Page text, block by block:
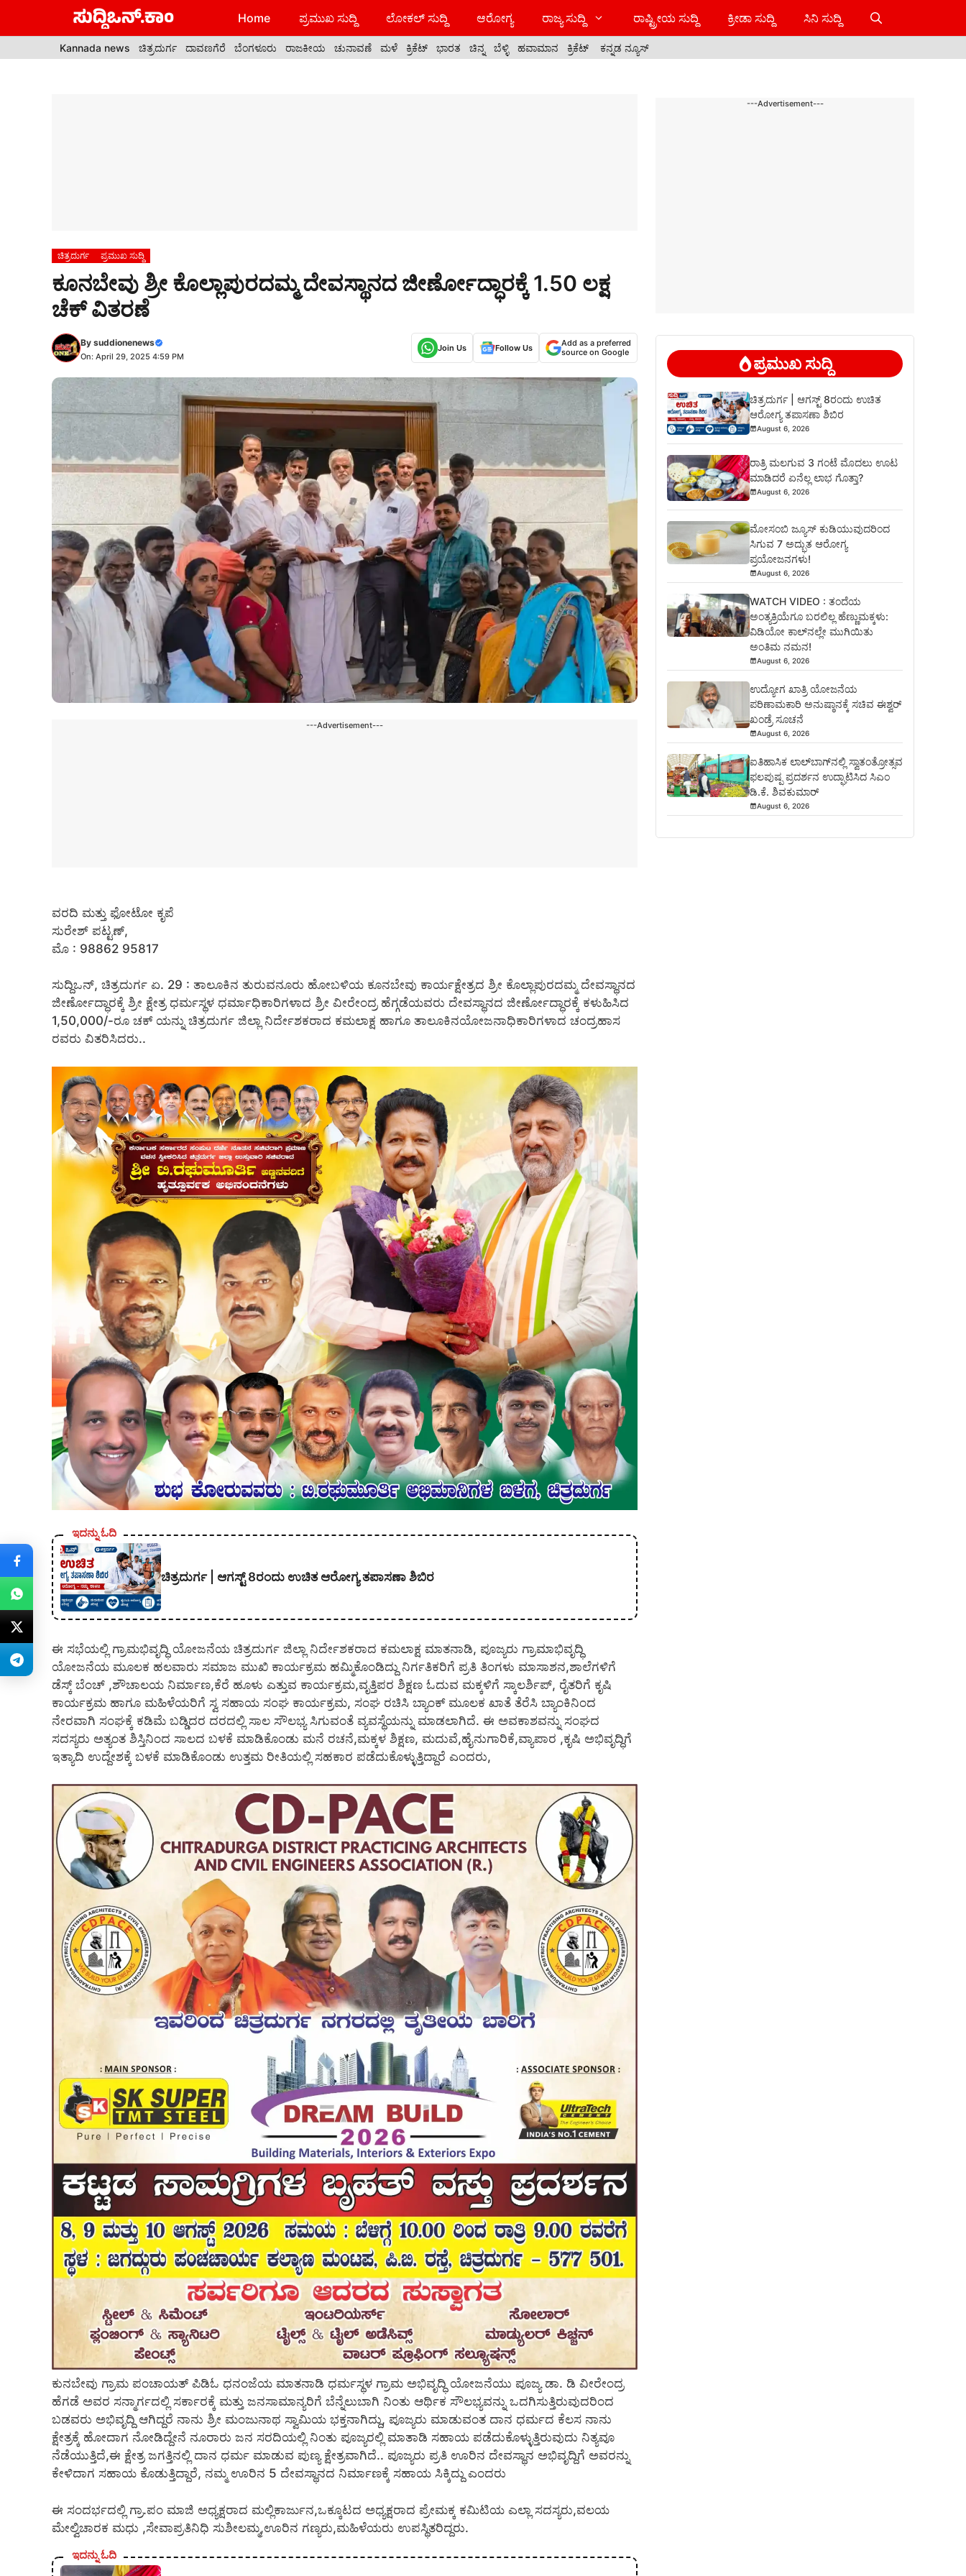
Home ಪ್ರಮುಖ ಸುದ್ದಿ ಲೋಕಲ್ ಸುದ್ದಿ ಆರೋಗ್ಯ ರಾಜ್ಯ ಸುದ್ದಿ ರಾಷ್ಟ್ರೀಯ ಸುದ್ದಿ ಕ್ರೀಡಾ ಸುದ್ದಿ ಸಿನಿ ಸುದ್ದಿ
Kannada news ಚಿತ್ರದುರ್ಗ ದಾವಣಗೆರೆ ಬೆಂಗಳೂರು ರಾಜಕೀಯ ಚುನಾವಣೆ ಮಳೆ ಕ್ರಿಕೆಟ್ ಭಾರತ ಚಿನ್ನ ಬೆಳ್ಳಿ ಹವಾಮಾನ ಕ್ರಿಕೆಟ್ ಕನ್ನಡ ನ್ಯೂಸ್
ಚಿತ್ರದುರ್ಗ ಪ್ರಮುಖ ಸುದ್ದಿ
ಕೂನಬೇವು ಶ್ರೀ ಕೊಲ್ಲಾಪುರದಮ್ಮ ದೇವಸ್ಥಾನದ ಜೀರ್ಣೋದ್ಧಾರಕ್ಕೆ 1.50 ಲಕ್ಷ
ಚೆಕ್ ವಿತರಣೆ
By suddionenews
On: April 29, 2025 4:59 PM
Join Us Follow Us
Add as a preferred
source on Google
---Advertisement---
ವರದಿ ಮತ್ತು ಫೋಟೋ ಕೃಪೆ
ಸುರೇಶ್ ಪಟ್ಟಣ್,
ಮೊ : 98862 95817
ಸುದ್ದಿಒನ್, ಚಿತ್ರದುರ್ಗ ಏ. 29 : ತಾಲೂಕಿನ ತುರುವನೂರು ಹೋಬಳಿಯ ಕೂನಬೇವು ಕಾರ್ಯಕ್ಷೇತ್ರದ ಶ್ರೀ ಕೊಲ್ಲಾಪುರದಮ್ಮ ದೇವಸ್ಥಾನದ
ಜೀರ್ಣೋದ್ಧಾರಕ್ಕೆ ಶ್ರೀ ಕ್ಷೇತ್ರ ಧರ್ಮಸ್ಥಳ ಧರ್ಮಾಧಿಕಾರಿಗಳಾದ ಶ್ರೀ ವೀರೇಂದ್ರ ಹೆಗ್ಗಡೆಯವರು ದೇವಸ್ಥಾನದ ಜೀರ್ಣೋದ್ಧಾರಕ್ಕೆ ಕಳುಹಿಸಿದ
1,50,000/-ರೂ ಚಕ್ ಯನ್ನು ಚಿತ್ರದುರ್ಗ ಜಿಲ್ಲಾ ನಿರ್ದೇಶಕರಾದ ಕಮಲಾಕ್ಷ ಹಾಗೂ ತಾಲೂಕಿನಯೋಜನಾಧಿಕಾರಿಗಳಾದ ಚಂದ್ರಹಾಸ
ರವರು ವಿತರಿಸಿದರು..
ಇದನ್ನು ಓದಿ
ಚಿತ್ರದುರ್ಗ | ಆಗಸ್ಟ್ 8ರಂದು ಉಚಿತ ಆರೋಗ್ಯ ತಪಾಸಣಾ ಶಿಬಿರ
ಈ ಸಭೆಯಲ್ಲಿ ಗ್ರಾಮಭಿವೃದ್ಧಿ ಯೋಜನೆಯ ಚಿತ್ರದುರ್ಗ ಜಿಲ್ಲಾ ನಿರ್ದೇಶಕರಾದ ಕಮಲಾಕ್ಷ ಮಾತನಾಡಿ, ಪೂಜ್ಯರು ಗ್ರಾಮಾಭಿವೃದ್ಧಿ
ಯೋಜನೆಯ ಮೂಲಕ ಹಲವಾರು ಸಮಾಜ ಮುಖಿ ಕಾರ್ಯಕ್ರಮ ಹಮ್ಮಿಕೊಂಡಿದ್ದು ನಿರ್ಗತಿಕರಿಗೆ ಪ್ರತಿ ತಿಂಗಳು ಮಾಸಾಶನ,ಶಾಲೆಗಳಿಗೆ
ಡೆಸ್ಕ್ ಬೆಂಚ್ ,ಶೌಚಾಲಯ ನಿರ್ಮಾಣ,ಕೆರೆ ಹೂಳು ಎತ್ತುವ ಕಾರ್ಯಕ್ರಮ,ವೃತ್ತಿಪರ ಶಿಕ್ಷಣ ಓದುವ ಮಕ್ಕಳಿಗೆ ಸ್ಕಾಲರ್ಶಿಪ್, ರೈತರಿಗೆ ಕೃಷಿ
ಕಾರ್ಯಕ್ರಮ ಹಾಗೂ ಮಹಿಳೆಯರಿಗೆ ಸ್ವ ಸಹಾಯ ಸಂಘ ಕಾರ್ಯಕ್ರಮ, ಸಂಘ ರಚಿಸಿ ಬ್ಯಾಂಕ್ ಮೂಲಕ ಖಾತೆ ತೆರೆಸಿ ಬ್ಯಾಂಕಿನಿಂದ
ನೇರವಾಗಿ ಸಂಘಕ್ಕೆ ಕಡಿಮೆ ಬಡ್ಡಿದರ ದರದಲ್ಲಿ ಸಾಲ ಸೌಲಭ್ಯ ಸಿಗುವಂತೆ ವ್ಯವಸ್ಥೆಯನ್ನು ಮಾಡಲಾಗಿದೆ. ಈ ಅವಕಾಶವನ್ನು ಸಂಘದ
ಸದಸ್ಯರು ಅತ್ಯಂತ ಶಿಸ್ತಿನಿಂದ ಸಾಲದ ಬಳಕೆ ಮಾಡಿಕೊಂಡು ಮನೆ ರಚನೆ,ಮಕ್ಕಳ ಶಿಕ್ಷಣ, ಮದುವೆ,ಹೈನುಗಾರಿಕೆ,ವ್ಯಾಪಾರ ,ಕೃಷಿ ಅಭಿವೃದ್ಧಿಗೆ
ಇತ್ಯಾದಿ ಉದ್ದೇಶಕ್ಕೆ ಬಳಕೆ ಮಾಡಿಕೊಂಡು ಉತ್ತಮ ರೀತಿಯಲ್ಲಿ ಸಹಕಾರ ಪಡೆದುಕೊಳ್ಳುತ್ತಿದ್ದಾರೆ ಎಂದರು,
ಕುನಬೇವು ಗ್ರಾಮ ಪಂಚಾಯತ್ ಪಿಡಿಓ ಧನಂಜೆಯ ಮಾತನಾಡಿ ಧರ್ಮಸ್ಥಳ ಗ್ರಾಮ ಅಭಿವೃದ್ಧಿ ಯೋಜನೆಯು ಪೂಜ್ಯ ಡಾ. ಡಿ ವೀರೇಂದ್ರ
ಹೆಗಡೆ ಅವರ ಸನ್ಮಾರ್ಗದಲ್ಲಿ ಸರ್ಕಾರಕ್ಕೆ ಮತ್ತು ಜನಸಾಮಾನ್ಯರಿಗೆ ಬೆನ್ನೆಲುಬಾಗಿ ನಿಂತು ಆರ್ಥಿಕ ಸೌಲಭ್ಯವನ್ನು ಒದಗಿಸುತ್ತಿರುವುದರಿಂದ
ಬಡವರು ಅಭಿವೃದ್ದಿ ಆಗಿದ್ದರೆ ನಾನು ಶ್ರೀ ಮಂಜುನಾಥ ಸ್ವಾಮಿಯ ಭಕ್ತನಾಗಿದ್ದು, ಪೂಜ್ಯರು ಮಾಡುವಂತ ದಾನ ಧರ್ಮದ ಕೆಲಸ ನಾನು
ಕ್ಷೇತ್ರಕ್ಕೆ ಹೋದಾಗ ನೋಡಿದ್ದೇನೆ ನೂರಾರು ಜನ ಸರದಿಯಲ್ಲಿ ನಿಂತು ಪೂಜ್ಯರಲ್ಲಿ ಮಾತಾಡಿ ಸಹಾಯ ಪಡೆದುಕೊಳ್ಳುತ್ತಿರುವುದು ನಿತ್ಯವೂ
ನೆಡೆಯುತ್ತಿದೆ,ಈ ಕ್ಷೇತ್ರ ಜಗತ್ತಿನಲ್ಲಿ ದಾನ ಧರ್ಮ ಮಾಡುವ ಪುಣ್ಯ ಕ್ಷೇತ್ರವಾಗಿದೆ.. ಪೂಜ್ಯರು ಪ್ರತಿ ಊರಿನ ದೇವಸ್ಥಾನ ಅಭಿವೃದ್ದಿಗೆ ಅವರನ್ನು
ಕೇಳಿದಾಗ ಸಹಾಯ ಕೊಡುತ್ತಿದ್ದಾರೆ, ನಮ್ಮ ಊರಿನ 5 ದೇವಸ್ಥಾನದ ನಿರ್ಮಾಣಕ್ಕೆ ಸಹಾಯ ಸಿಕ್ಕಿದ್ದು ಎಂದರು
ಈ ಸಂದರ್ಭದಲ್ಲಿ ಗ್ರಾ.ಪಂ ಮಾಜಿ ಅಧ್ಯಕ್ಷರಾದ ಮಲ್ಲಿಕಾರ್ಜುನ,ಒಕ್ಕೂಟದ ಅಧ್ಯಕ್ಷರಾದ ಪ್ರೇಮಕ್ಕ ಕಮಿಟಿಯ ಎಲ್ಲಾ ಸದಸ್ಯರು,ವಲಯ
ಮೇಲ್ವಿಚಾರಕ ಮಧು ,ಸೇವಾಪ್ರತಿನಿಧಿ ಸುಶೀಲಮ್ಮ,ಊರಿನ ಗಣ್ಯರು,ಮಹಿಳೆಯರು ಉಪಸ್ಥಿತರಿದ್ದರು.
ಇದನ್ನು ಓದಿ
---Advertisement---
ಪ್ರಮುಖ ಸುದ್ದಿ
ಚಿತ್ರದುರ್ಗ | ಆಗಸ್ಟ್ 8ರಂದು ಉಚಿತ
ಆರೋಗ್ಯ ತಪಾಸಣಾ ಶಿಬಿರ
August 6, 2026
ರಾತ್ರಿ ಮಲಗುವ 3 ಗಂಟೆ ಮೊದಲು ಊಟ
ಮಾಡಿದರೆ ಏನೆಲ್ಲ ಲಾಭ ಗೊತ್ತಾ?
August 6, 2026
ಮೋಸಂಬಿ ಜ್ಯೂಸ್ ಕುಡಿಯುವುದರಿಂದ
ಸಿಗುವ 7 ಅದ್ಭುತ ಆರೋಗ್ಯ
ಪ್ರಯೋಜನಗಳು!
August 6, 2026
WATCH VIDEO : ತಂದೆಯ
ಅಂತ್ಯಕ್ರಿಯೆಗೂ ಬರಲಿಲ್ಲ ಹೆಣ್ಣುಮಕ್ಕಳು:
ವಿಡಿಯೋ ಕಾಲ್‌ನಲ್ಲೇ ಮುಗಿಯಿತು
ಅಂತಿಮ ನಮನ!
August 6, 2026
ಉದ್ಯೋಗ ಖಾತ್ರಿ ಯೋಜನೆಯ
ಪರಿಣಾಮಕಾರಿ ಅನುಷ್ಠಾನಕ್ಕೆ ಸಚಿವ ಈಶ್ವರ್
ಖಂಡ್ರೆ ಸೂಚನೆ
August 6, 2026
ಐತಿಹಾಸಿಕ ಲಾಲ್‌ಬಾಗ್‌ನಲ್ಲಿ ಸ್ವಾತಂತ್ರೋತ್ಸವ
ಫಲಪುಷ್ಪ ಪ್ರದರ್ಶನ ಉದ್ಘಾಟಿಸಿದ ಸಿಎಂ
ಡಿ.ಕೆ. ಶಿವಕುಮಾರ್
August 6, 2026